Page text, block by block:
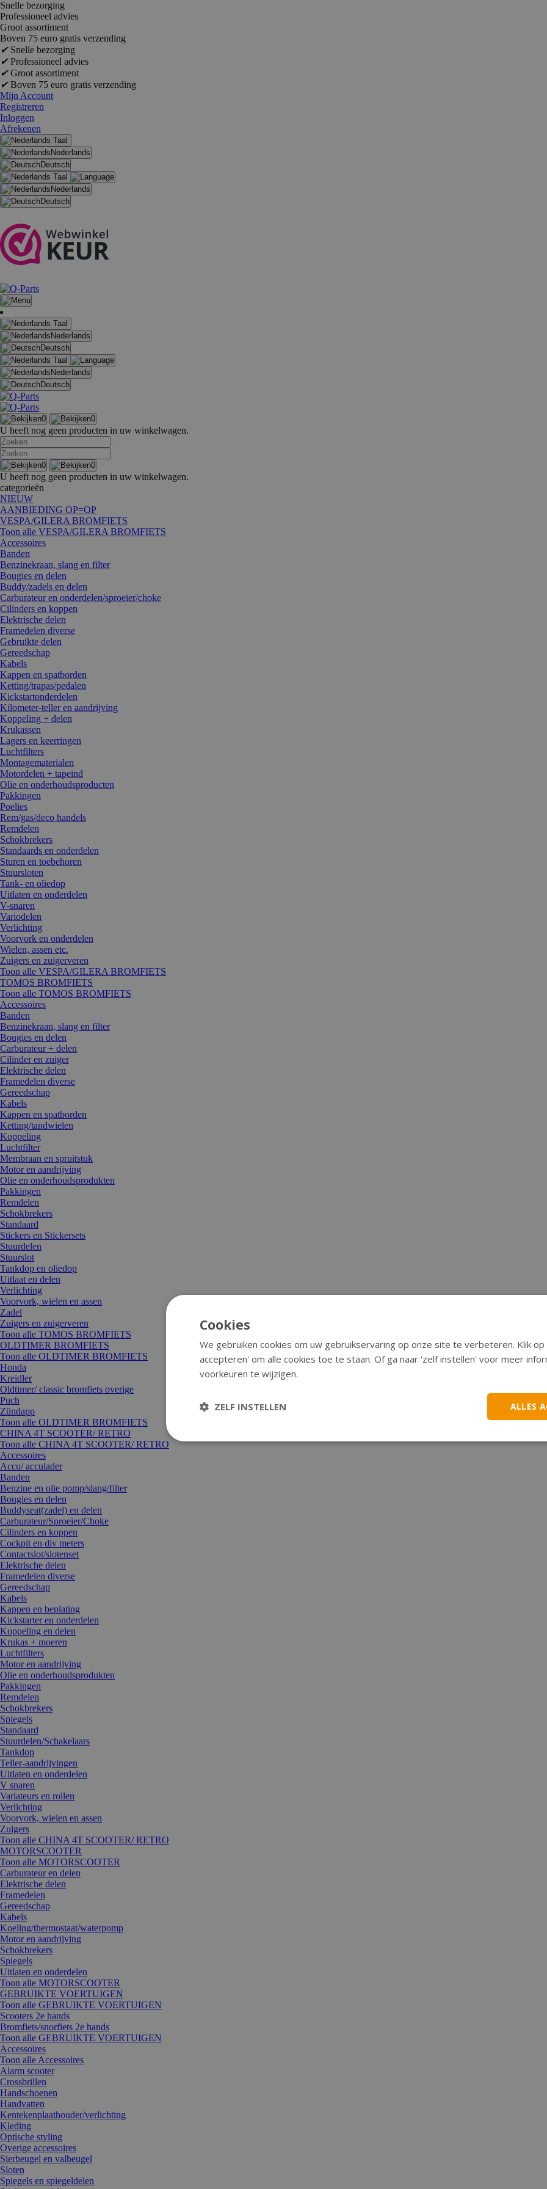
Snelle bezorging
Professioneel advies
Groot assortiment
Boven 75 euro gratis verzending
✔Snelle bezorging
✔Professioneel advies
✔Groot assortiment
✔Boven 75 euro gratis verzending
Mijn Account
Registreren
Inloggen
Afrekenen
Taal
Nederlands
Deutsch
Taal
Nederlands
Deutsch
Taal
Nederlands
Deutsch
Taal
Nederlands
Deutsch
0 0
U heeft nog geen producten in uw winkelwagen.
0 0
U heeft nog geen producten in uw winkelwagen.
categorieën
NIEUW
AANBIEDING OP=OP
VESPA/GILERA BROMFIETS
Toon alle VESPA/GILERA BROMFIETS
Accessoires
Banden
Benzinekraan, slang en filter
Bougies en delen
Buddy/zadels en delen
Carburateur en onderdelen/sproeier/choke
Cilinders en koppen
Elektrische delen
Framedelen diverse
Gebruikte delen
Gereedschap
Kabels
Kappen en spatborden
Ketting/trapas/pedalen
Kickstartonderdelen
Kilometer-teller en aandrijving
Koppeling + delen
Krukassen
Lagers en keerringen
Luchtfilters
Montagematerialen
Motordelen + tapeind
Olie en onderhoudsproducten
Pakkingen
Poelies
Rem/gas/deco handels
Remdelen
Schokbrekers
Standaards en onderdelen
Sturen en toebehoren
Stuursloten
Tank- en oliedop
Uitlaten en onderdelen
V-snaren
Variodelen
Verlichting
Voorvork en onderdelen
Wielen, assen etc.
Zuigers en zuigerveren
Toon alle VESPA/GILERA BROMFIETS
TOMOS BROMFIETS
Toon alle TOMOS BROMFIETS
Accessoires
Banden
Benzinekraan, slang en filter
Bougies en delen
Carburateur + delen
Cilinder en zuiger
Elektrische delen
Framedelen diverse
Gereedschap
Kabels
Kappen en spatborden
Ketting/tandwielen
Koppeling
Luchtfilter
Membraan en spruitstuk
Motor en aandrijving
Olie en onderhoudsprodukten
Pakkingen
Remdelen
Schokbrekers
Standaard
Stickers en Stickersets
Stuurdelen
Stuurslot
Tankdop en oliedop
Uitlaat en delen
Verlichting
Voorvork, wielen en assen
Zadel
Zuigers en zuigerveren
Toon alle TOMOS BROMFIETS
OLDTIMER BROMFIETS
Toon alle OLDTIMER BROMFIETS
Honda
Kreidler
Oldtimer/ classic bromfiets overige
Puch
Zündapp
Toon alle OLDTIMER BROMFIETS
CHINA 4T SCOOTER/ RETRO
Toon alle CHINA 4T SCOOTER/ RETRO
Accessoires
Accu/ acculader
Banden
Benzine en olie pomp/slang/filter
Bougies en delen
Buddyseat(zadel) en delen
Carburateur/Sproeier/Choke
Cilinders en koppen
Cockpit en div meters
Contactslot/slotenset
Elektrische delen
Framedelen diverse
Gereedschap
Kabels
Kappen en beplating
Kickstarter en onderdelen
Koppeling en delen
Krukas + moeren
Luchtfilters
Motor en aandrijving
Olie en onderhoudsprodukten
Pakkingen
Remdelen
Schokbrekers
Spiegels
Standaard
Stuurdelen/Schakelaars
Tankdop
Teller-aandrijvingen
Uitlaten en onderdelen
V snaren
Variateurs en rollen
Verlichting
Voorvork, wielen en assen
Zuigers
Toon alle CHINA 4T SCOOTER/ RETRO
MOTORSCOOTER
Toon alle MOTORSCOOTER
Carburateur en delen
Elektrische delen
Framedelen
Gereedschap
Kabels
Koeling/thermostaat/waterpomp
Motor en aandrijving
Schokbrekers
Spiegels
Uitlaten en onderdelen
Toon alle MOTORSCOOTER
GEBRUIKTE VOERTUIGEN
Toon alle GEBRUIKTE VOERTUIGEN
Scooters 2e hands
Bromfiets/snorfiets 2e hands
Toon alle GEBRUIKTE VOERTUIGEN
Accessoires
Toon alle Accessoires
Alarm scooter
Crossbrillen
Handschoenen
Handvatten
Kentekenplaathouder/verlichting
Kleding
Optische styling
Overige accessoires
Sierbeugel en valbeugel
Sloten
Spiegels en spiegeldelen
Cookies
We gebruiken cookies om uw gebruikservaring op onze site te verbeteren. Klik op
accepteren' om alle cookies toe te staan. Of ga naar 'zelf instellen' voor meer
voorkeuren te wijzigen.
ALLES
ZELF INSTELLEN